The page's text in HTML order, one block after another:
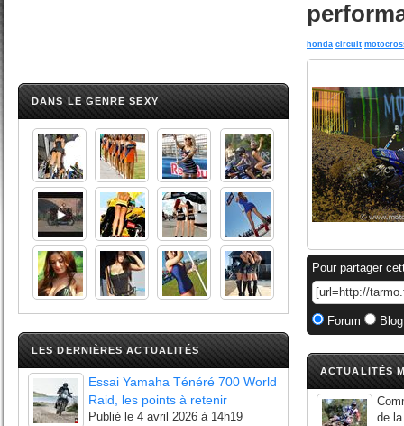
DANS LE GENRE SEXY
LES DERNIÈRES ACTUALITÉS
Essai Yamaha Ténéré 700 World
Raid, les points à retenir
Publié le 4 avril 2026 à 14h19
honda circuit
Pour partager
Forum
ACTUALITÉS
de